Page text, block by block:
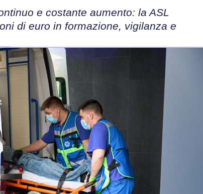
e costante aumento: la ASL
di euro in formazione, vigilanza e